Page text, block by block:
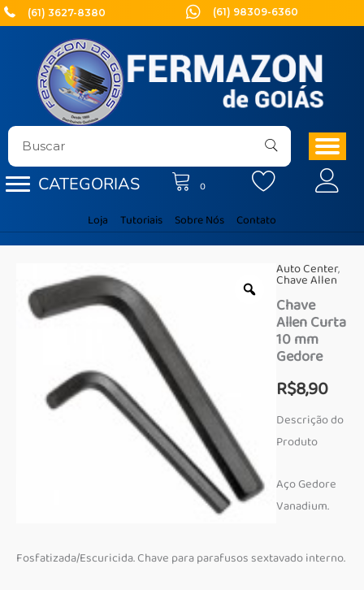
Ir
para
conteúdo
(61) 3627-8380 (61) 98309-6360
CATEGORIAS 0
Loja Tutoriais Sobre Nós Contato
Auto Center,
Chave Allen
Chave
Allen Curta
10 mm
Gedore
R$8,90
Descrição do
Produto
Aço Gedore
Vanadium.
Fosfatizada/Escuricida. Chave para parafusos sextavado interno.